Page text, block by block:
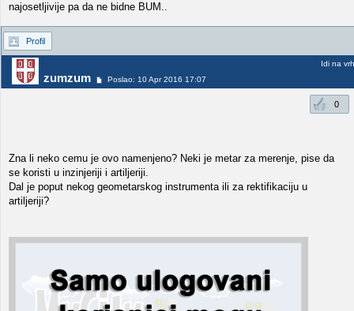
najosetljivije pa da ne bidne BUM..
Profil
zumzum Poslao: 10 Apr 2016 17:07
Idi na vrh
0
Zna li neko cemu je ovo namenjeno? Neki je metar za merenje, pise da
se koristi u inzinjeriji i artiljeriji.
Dal je poput nekog geometarskog instrumenta ili za rektifikaciju u
artiljeriji?